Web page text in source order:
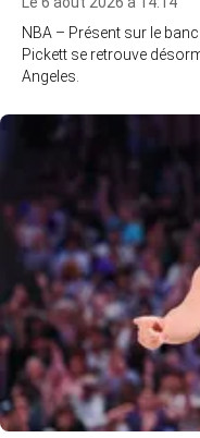
NBA – Présent sur le
Pickett se retrouve
Angeles.